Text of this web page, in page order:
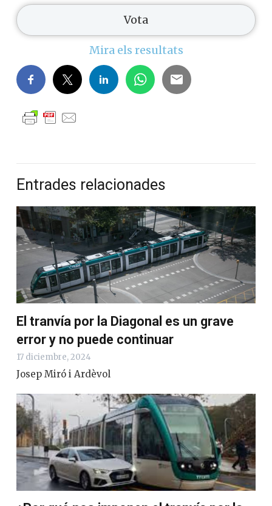
Mira els resultats
Entrades relacionades
El tranvía por la Diagonal es un grave
error y no puede continuar
17 diciembre, 2024
Josep Miró i Ardèvol